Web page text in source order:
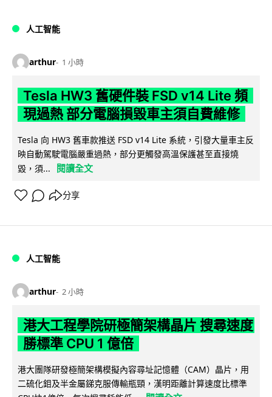
人工智能
arthur 1 小時
Tesla HW3 舊硬件裝 FSD v14 Lite 頻
現過熱 部分電腦損毀車主須自費維修
Tesla 向 HW3 舊車款推送 FSD v14 Lite 系統，引發大量車主反
映自動駕駛電腦嚴重過熱，部分更觸發高溫保護甚至直接燒
毀，須...
閱讀全文
分享
人工智能
arthur 2 小時
港大工程學院研極簡架構晶片 搜尋速度
勝標準 CPU 1 億倍
港大團隊研發極簡架構模擬內容尋址記憶體（CAM）晶片，用
二硫化鉬及半金屬銻克服傳輸瓶頸，漢明距離計算速度比標準